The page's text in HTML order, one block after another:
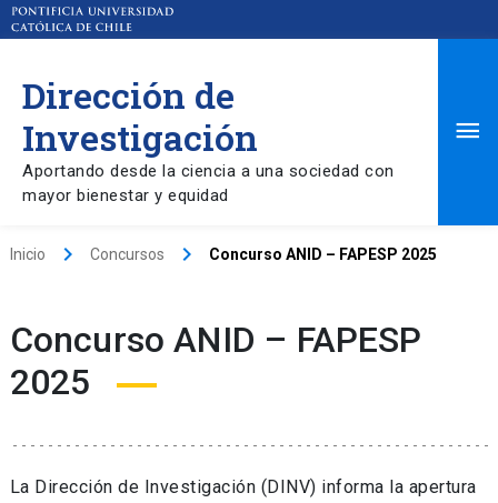
Dirección de
Investigación
Aportando desde la ciencia a una sociedad con
mayor bienestar y equidad
Inicio keyboard_arrow_right Concursos keyboard_arrow_right Concurso ANID – FAPESP 2025
Concurso ANID – FAPESP
2025
La Dirección de Investigación (DINV) informa la apertura